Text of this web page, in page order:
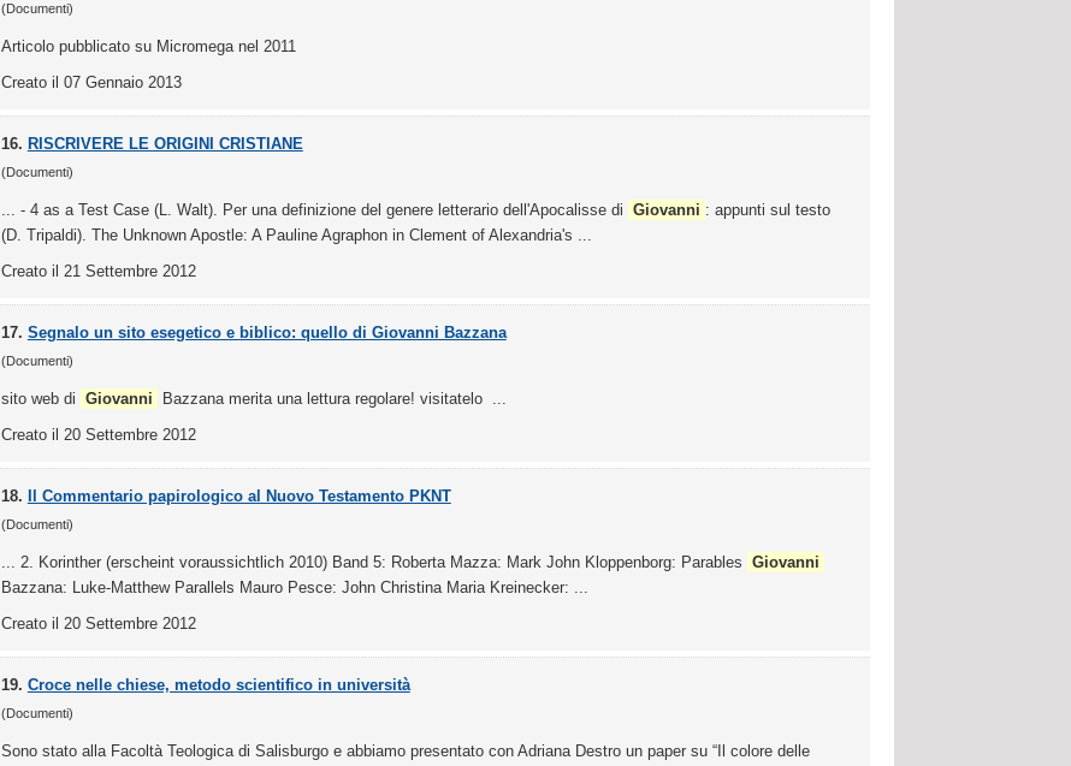
(Documenti)
Articolo pubblicato su Micromega nel 2011
Creato il 07 Gennaio 2013
16. RISCRIVERE LE ORIGINI CRISTIANE
(Documenti)
... - 4 as a Test Case (L. Walt). Per una definizione del genere letterario dell'Apocalisse di Giovanni : appunti sul testo
(D. Tripaldi). The Unknown Apostle: A Pauline Agraphon in Clement of Alexandria's ...
Creato il 21 Settembre 2012
17. Segnalo un sito esegetico e biblico: quello di Giovanni Bazzana
(Documenti)
sito web di Giovanni
Bazzana merita una lettura regolare! visitatelo ...
Creato il 20 Settembre 2012
18. Il Commentario papirologico al Nuovo Testamento PKNT
(Documenti)
... 2. Korinther (erscheint voraussichtlich 2010) Band 5: Roberta Mazza: Mark John Kloppenborg: Parables Giovanni
Bazzana: Luke-Matthew Parallels Mauro Pesce: John Christina Maria Kreinecker: ...
Creato il 20 Settembre 2012
19. Croce nelle chiese, metodo scientifico in università
(Documenti)
Sono stato alla Facoltà Teologica di Salisburgo e abbiamo presentato con Adriana Destro un paper su “Il colore delle